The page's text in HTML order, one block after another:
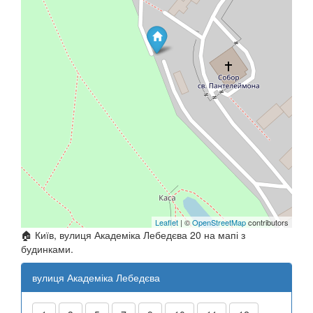
Leaflet | ©OpenStreetMapcontributors
🏠 Київ, вулиця Академіка Лебедєва 20 на мапі з
будинками.
вулиця Академіка Лебедєва